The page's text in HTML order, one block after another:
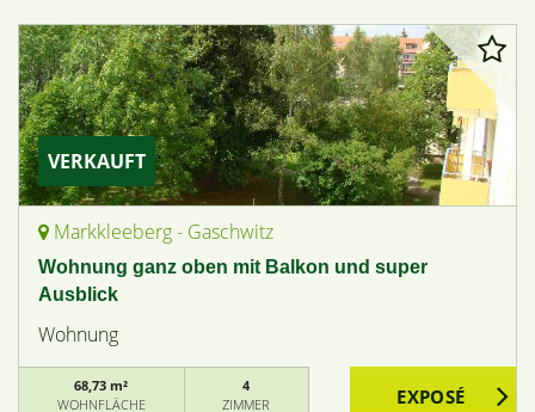
VERKAUFT
Markkleeberg - Gaschwitz
Wohnung ganz oben mit Balkon und super
Ausblick
Wohnung
68,73 m²
WOHNFLÄCHE
4
ZIMMER